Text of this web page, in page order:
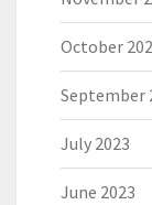
October
September
July 2023
June 2023